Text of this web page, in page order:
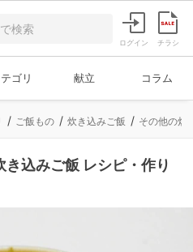
ログイン チラシ
ゴリ 献立 コラム
ご飯もの 炊き込みご飯 その他の炊
込みご飯 レシピ・作り